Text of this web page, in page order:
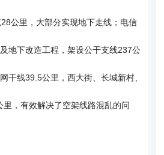
公里，大部分实现地下走线；电信
地下改造工程，架设公干支线237公
干线39.5公里，西大街、长城新村、
，有效解决了空架线路混乱的问